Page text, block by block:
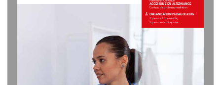
ACCESSIBLE EN ALTERNANCE
Contrat de professionnalistion
3 jours à l’université,
2 jours en entreprise
ORGANISATION PÉDAGOGIQUE :